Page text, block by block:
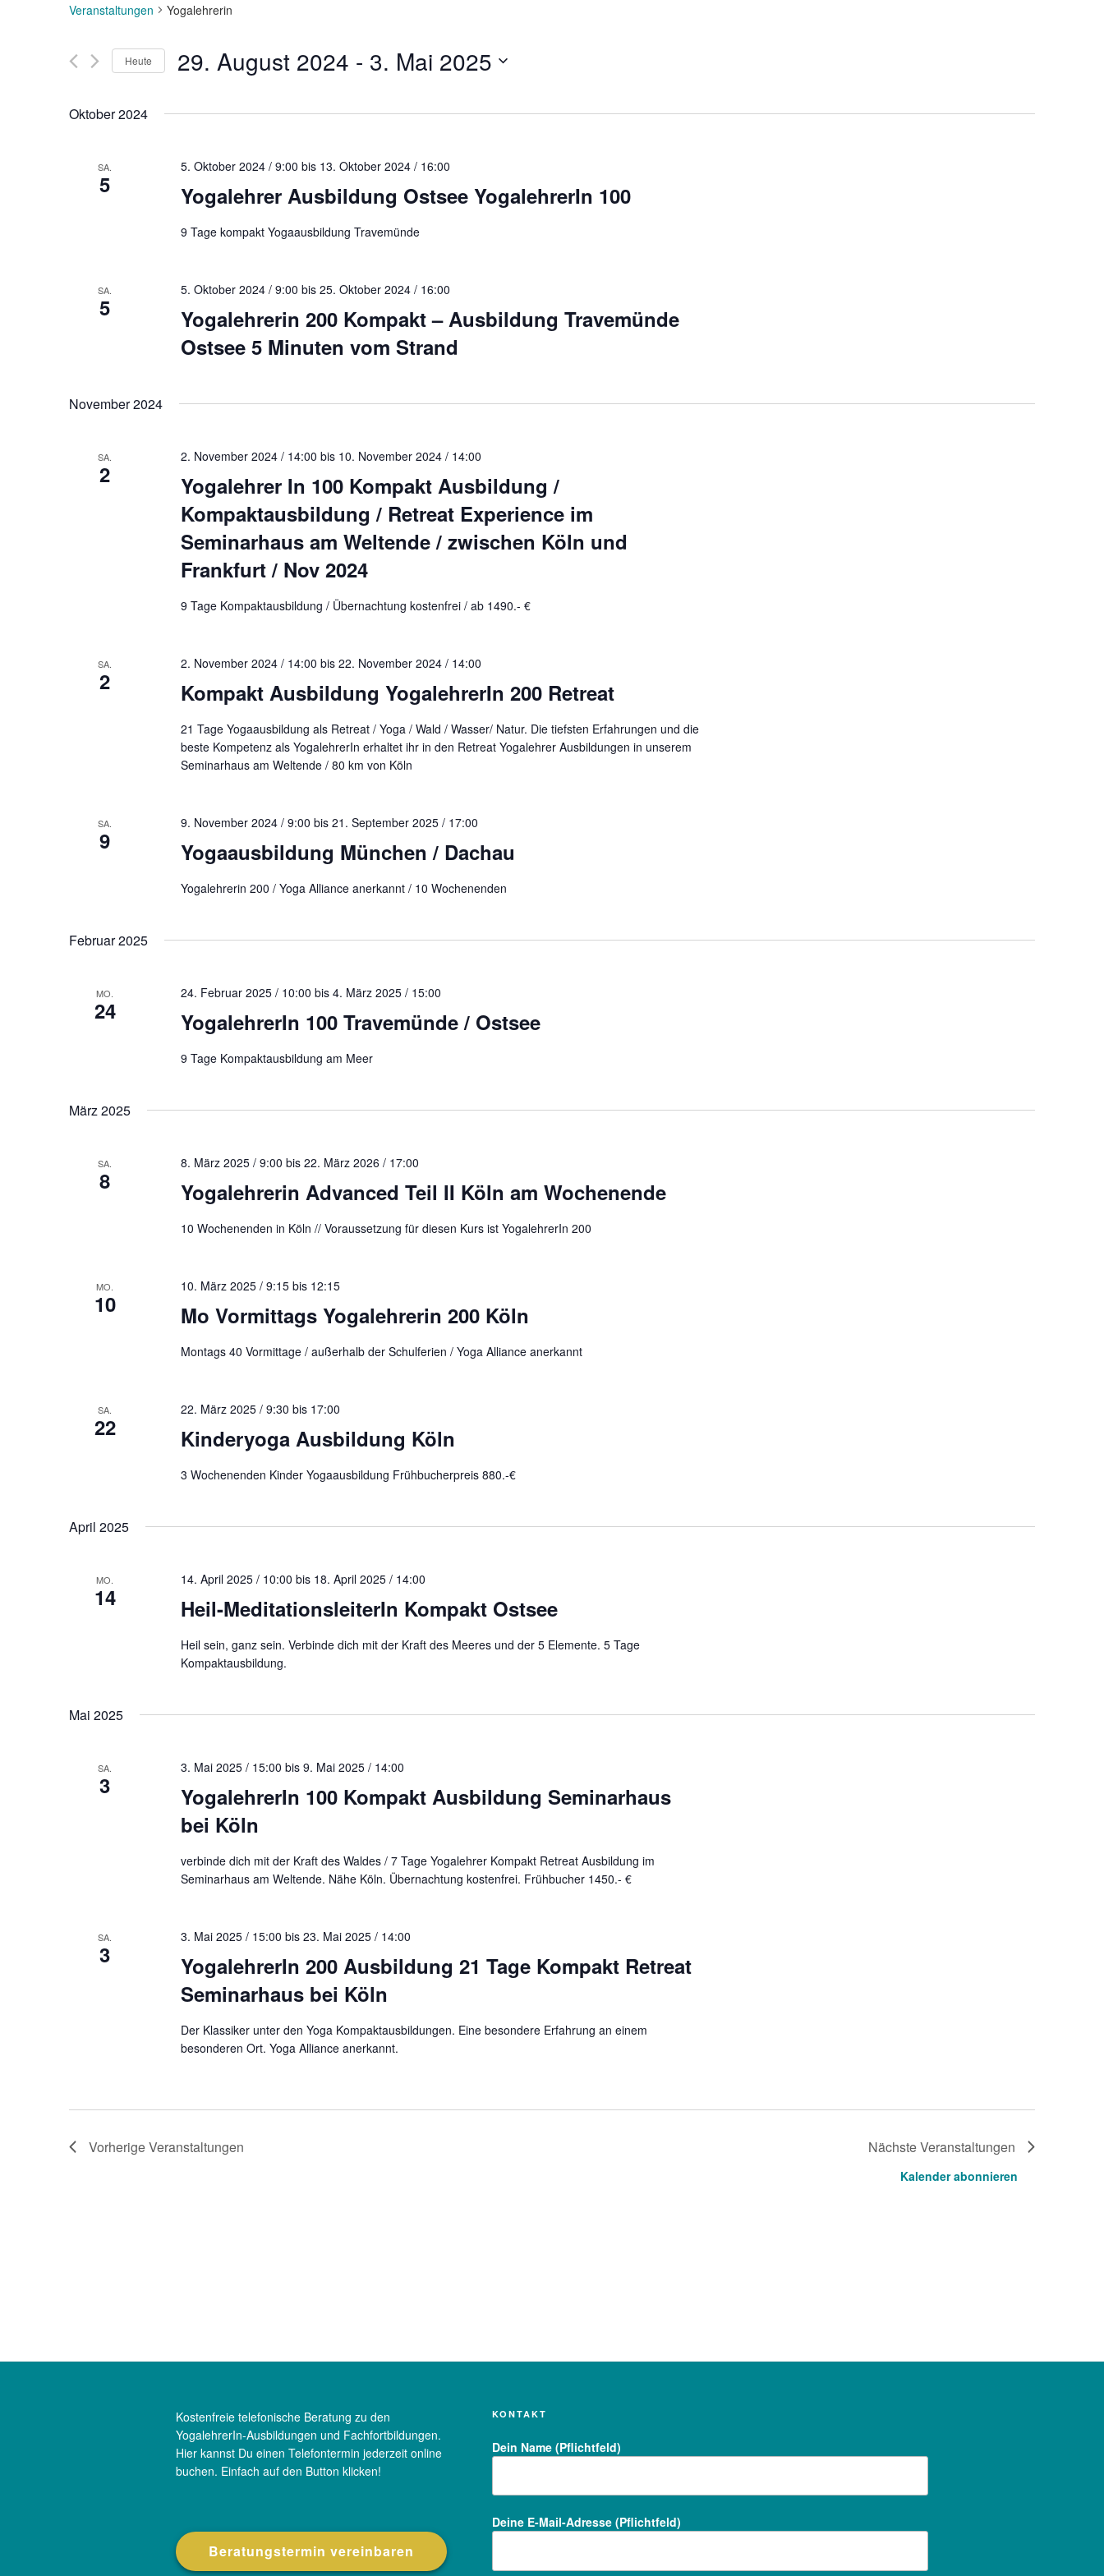
Veranstaltungen Yogalehrerin
Heute 29. August 2024 - 3. Mai 2025
m
w
h
n
Oktober 2024
SA.
5
5. Oktober 2024 / 9:00 bis 13. Oktober 2024 / 16:00
Yogalehrer Ausbildung Ostsee YogalehrerIn 100
9 Tage kompakt Yogaausbildung Travemünde
SA.
5
5. Oktober 2024 / 9:00 bis 25. Oktober 2024 / 16:00
Yogalehrerin 200 Kompakt – Ausbildung Travemünde
Ostsee 5 Minuten vom Strand
November 2024
SA.
2
2. November 2024 / 14:00 bis 10. November 2024 / 14:00
Yogalehrer In 100 Kompakt Ausbildung /
Kompaktausbildung / Retreat Experience im
Seminarhaus am Weltende / zwischen Köln und
Frankfurt / Nov 2024
9 Tage Kompaktausbildung / Übernachtung kostenfrei / ab 1490.- €
SA.
2
2. November 2024 / 14:00 bis 22. November 2024 / 14:00
Kompakt Ausbildung YogalehrerIn 200 Retreat
21 Tage Yogaausbildung als Retreat / Yoga / Wald / Wasser/ Natur. Die tiefsten Erfahrungen und die
beste Kompetenz als YogalehrerIn erhaltet ihr in den Retreat Yogalehrer Ausbildungen in unserem
Seminarhaus am Weltende / 80 km von Köln
SA.
9
9. November 2024 / 9:00 bis 21. September 2025 / 17:00
Yogaausbildung München / Dachau
Yogalehrerin 200 / Yoga Alliance anerkannt / 10 Wochenenden
Februar 2025
MO.
24
24. Februar 2025 / 10:00 bis 4. März 2025 / 15:00
YogalehrerIn 100 Travemünde / Ostsee
9 Tage Kompaktausbildung am Meer
März 2025
SA.
8
8. März 2025 / 9:00 bis 22. März 2026 / 17:00
Yogalehrerin Advanced Teil II Köln am Wochenende
10 Wochenenden in Köln // Voraussetzung für diesen Kurs ist YogalehrerIn 200
MO.
10
10. März 2025 / 9:15bis 12:15
Mo Vormittags Yogalehrerin 200 Köln
Montags 40 Vormittage / außerhalb der Schulferien / Yoga Alliance anerkannt
SA.
22
22. März 2025 / 9:30 bis 17:00
Kinderyoga Ausbildung Köln
3 Wochenenden Kinder Yogaausbildung Frühbucherpreis 880.-€
April 2025
MO.
14
14. April 2025 / 10:00 bis 18. April 2025 / 14:00
Heil-MeditationsleiterIn Kompakt Ostsee
Heil sein, ganz sein. Verbinde dich mit der Kraft des Meeres und der 5 Elemente. 5 Tage
Kompaktausbildung.
Mai 2025
SA.
3
3. Mai 2025 / 15:00 bis 9. Mai 2025 / 14:00
YogalehrerIn 100 Kompakt Ausbildung Seminarhaus
bei Köln
verbinde dich mit der Kraft des Waldes / 7 Tage Yogalehrer Kompakt Retreat Ausbildung im
Seminarhaus am Weltende. Nähe Köln. Übernachtung kostenfrei. Frühbucher 1450.- €
SA.
3
3. Mai 2025 / 15:00 bis 23. Mai 2025 / 14:00
YogalehrerIn 200 Ausbildung 21 Tage Kompakt Retreat
Seminarhaus bei Köln
Der Klassiker unter den Yoga Kompaktausbildungen. Eine besondere Erfahrung an einem
besonderen Ort. Yoga Alliance anerkannt.
VorherigeVeranstaltungen NächsteVeranstaltungen
Kalender abonnieren
Kostenfreie telefonische Beratung zu den
YogalehrerIn-Ausbildungen und Fachfortbildungen.
Hier kannst Du einen Telefontermin jederzeit online
buchen. Einfach auf den Button klicken!
Beratungstermin vereinbaren
KONTAKT
Dein Name (Pflichtfeld)
Deine E-Mail-Adresse (Pflichtfeld)